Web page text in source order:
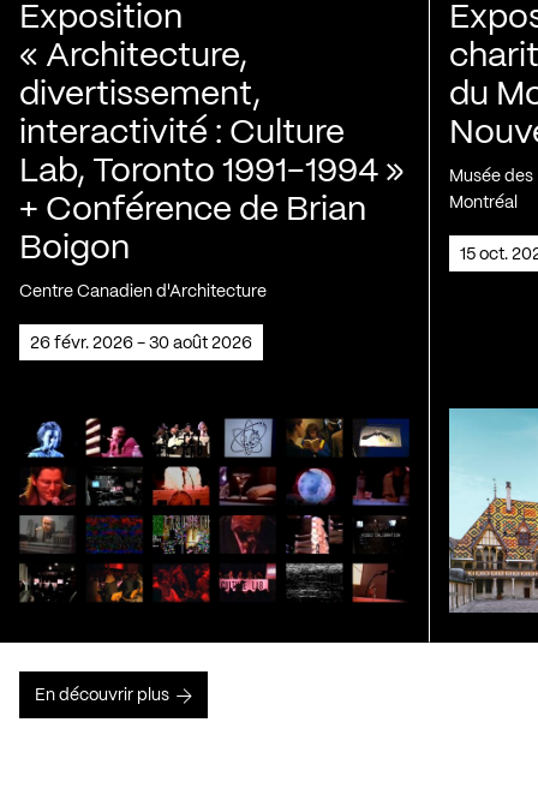
Exposition
« Architecture,
divertissement,
interactivité : Culture
Lab, Toronto 1991-1994 »
+ Conférence de Brian
Boigon
Centre Canadien d'Architecture
26 févr. 2026 - 30 août 2026
du
Musée
Montréal
15 oct.
En découvrir plus